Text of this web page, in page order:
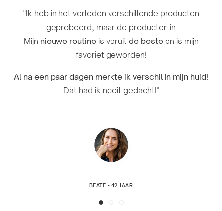
"Ik heb in het verleden verschillende producten
geprobeerd, maar de producten in
Mijn nieuwe routineis veruit de besteen is mijn
favoriet geworden!
Al na een paar dagen merkte ik verschil in mijn huid!
Dat had ik nooit gedacht!"
BEATE - 42 JAAR
gebruik zijn er duidelijke verbeteringen zichtbaar!
Ik heb last van acneen geen enkel product of crème
heeft mij tot nu toe zo goed geholpen. "Ik raad het
DOYNA - 27 JAAR
jarenlang worstelde met vlekjes en af ​​en toe acne. Ik
al na een paar weken merkbare resultaten
Ik kan niet wachten om de resultaten op lange
termijn te zien!"